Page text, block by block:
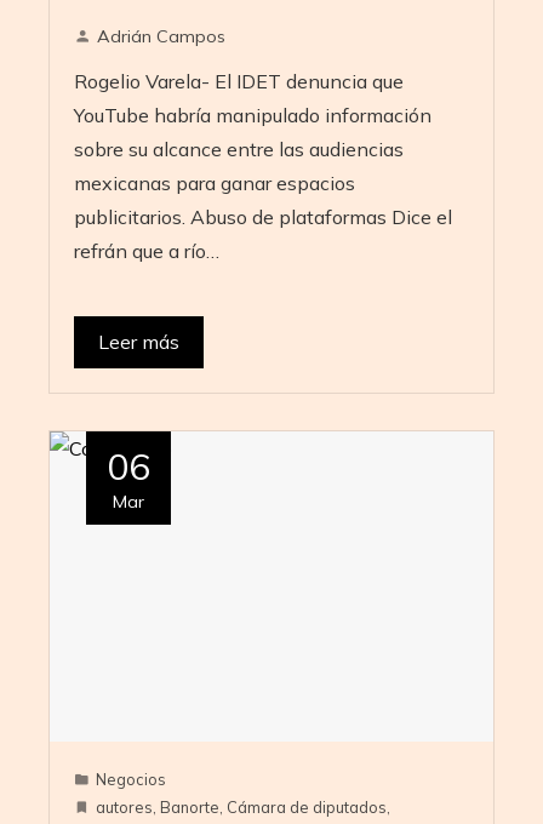
Adrián Campos
Rogelio Varela- El IDET denuncia que
YouTube habría manipulado información
sobre su alcance entre las audiencias
mexicanas para ganar espacios
publicitarios. Abuso de plataformas Dice el
refrán que a río…
Leer más
06
Mar
Negocios
autores, Banorte, Cámara de diputados,